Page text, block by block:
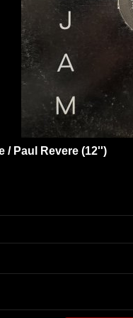
/ Paul Revere (12'')